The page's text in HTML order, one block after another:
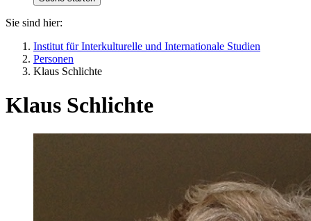
Sie sind hier:
Institut für Interkulturelle und Internationale Studien
Personen
Klaus Schlichte
Klaus Schlichte